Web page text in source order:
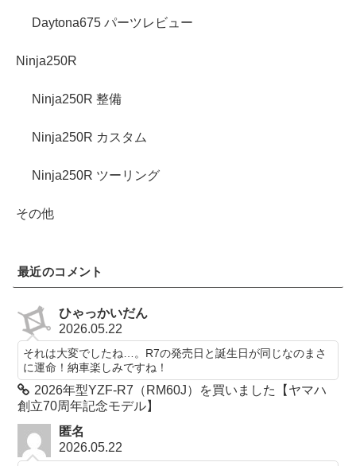
Daytona675 パーツレビュー
Ninja250R
Ninja250R 整備
Ninja250R カスタム
Ninja250R ツーリング
その他
最近のコメント
ひゃっかいだん
2026.05.22
それは大変でしたね…。R7の発売日と誕生日が同じなのまさ
に運命！納車楽しみですね！
2026年型YZF-R7（RM60J）を買いました【ヤマハ
創立70周年記念モデル】
匿名
2026.05.22